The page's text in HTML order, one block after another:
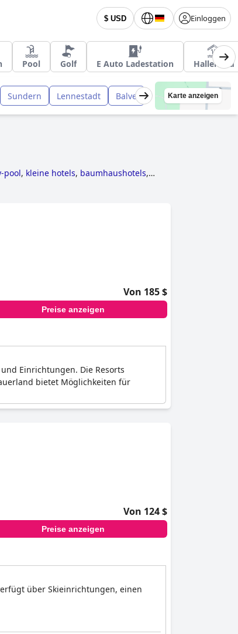
$ USD Einloggen
Pool Golf E Auto Ladestation Hallenbad
Sundern Lennestadt Balve Karte anzeigen
pool, kleine hotels, baumhaushotels,
Von 185 $
Preise anzeigen
Einrichtungen. Die Resorts
bietet Möglichkeiten für
Von 124 $
Preise anzeigen
über Skieinrichtungen, einen